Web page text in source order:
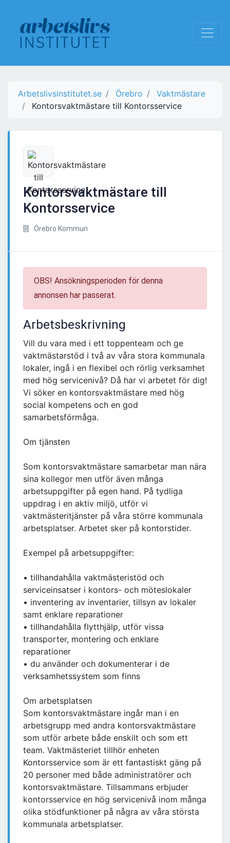
Arbetslivsinstitutet.se Örebro
Vaktmästare
Kontorsvaktmästare till Kontorsservice
Kontorsvaktmästare till
Kontorsservice
Örebro Kommun
OBS! Ansökningsperioden för denna
annonsen har passerat.
Arbetsbeskrivning
Vill du vara med i ett toppenteam och ge
vaktmästarstöd i två av våra stora kommunala
lokaler, ingå i en flexibel och rörlig verksamhet
med hög servicenivå? Då har vi arbetet för dig!
Vi söker en kontorsvaktmästare med hög
social kompetens och en god
samarbetsförmåga.
Om tjänsten
Som kontorsvaktmästare samarbetar man nära
sina kollegor men utför även många
arbetsuppgifter på egen hand. På tydliga
uppdrag i en aktiv miljö, utför vi
vaktmästeritjänster på våra större kommunala
arbetsplatser. Arbetet sker på kontorstider.
Exempel på arbetsuppgifter:
• tillhandahålla vaktmästeristöd och
serviceinsatser i kontors- och möteslokaler
• inventering av inventarier, tillsyn av lokaler
samt enklare reparationer
• tillhandahålla flytthjälp, utför vissa
transporter, montering och enklare
reparationer
• du använder och dokumenterar i de
verksamhetssystem som finns
Om arbetsplatsen
Som kontorsvaktmästare ingår man i en
arbetsgrupp med andra kontorsvaktmästare
som utför arbete både enskilt och som ett
team. Vaktmästeriet tillhör enheten
Kontorsservice som är ett fantastiskt gäng på
20 personer med både administratörer och
kontorsvaktmästare. Tillsammans erbjuder
kontorsservice en hög servicenivå inom många
olika stödfunktioner på några av våra största
kommunala arbetsplatser.